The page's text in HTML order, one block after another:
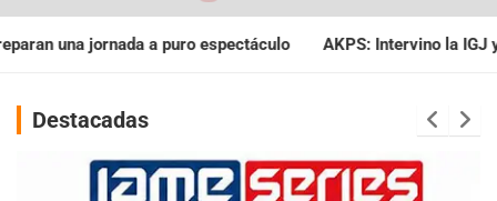
AKPS: Intervino la IGJ y oficializó el llamado a
Destacadas